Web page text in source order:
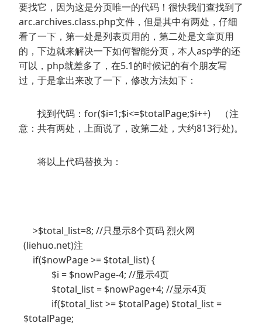
要找它，因为这是分页唯一的代码！很快我们查找到了
arc.archives.class.php文件，但是其中有两处，仔细
看了一下，第一处是列表页用的，第二处是文章页用
的，下边就来解决一下如何智能分页，本人asp学的还
可以，php就差多了，在5.1的时候记的有个朋友写
过，于是拿出来改了一下，修改方法如下：
找到代码：for($i=1;$i<=$totalPage;$i++) （注
意：共有两处，上面说了，改第二处，大约813行处)。
将以上代码替换为：
>$total_list=8; //只显示8个页码 烈火网
(liehuo.net)注
if($nowPage >= $total_list) {
$i = $nowPage-4; //显示4页
$total_list = $nowPage+4; //显示4页
if($total_list >= $totalPage) $total_list =
$totalPage;